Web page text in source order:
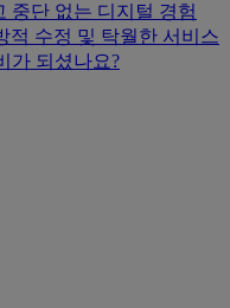
중단 없는 디지털 경험
적 수정 및 탁월한 서비스
가 되셨나요?